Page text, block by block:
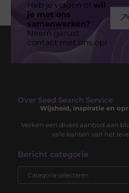
Heb je vragen ofwil
je met ons
samenwerken?
Neem gerust
contact met ons op!
Over Seed Search Service
Wijsheid, inspiratie en
Verken een divers aanbod aan
vele kanten van het
Bericht categorie